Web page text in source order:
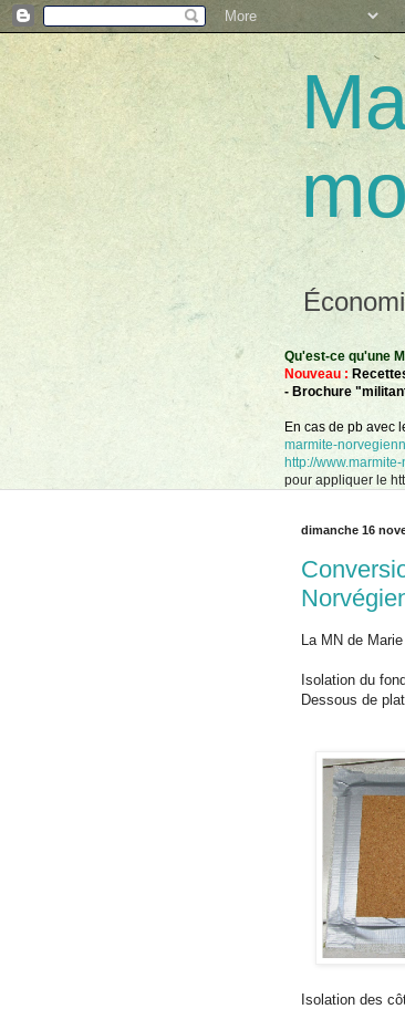
Qu'est-ce qu'une
Nouveau :
- Brochure
En cas de pb avec
marmite-
http://
pour appliquer le
dimanche 16
La MN de
Isolation du
Dessous de
Isolation des